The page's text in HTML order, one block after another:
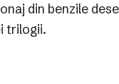
din benzile
trilogii.